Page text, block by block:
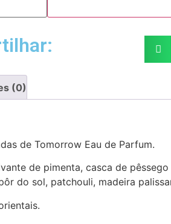
(0)
de Tomorrow Eau de Parfum.
de pimenta, casca de
do sol, patchouli, madeira